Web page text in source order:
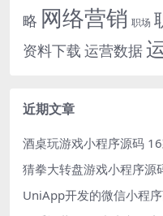
略 网络营销 职场
资料下载 运营数据
近期文章
酒桌玩游戏小程序源码
猜拳大转盘游戏小程序源
UniApp开发的微信小程